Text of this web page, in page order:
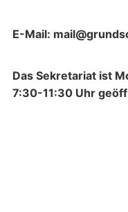
E-Mail:
Das Sekretariat ist
7:30-11:30 Uhr